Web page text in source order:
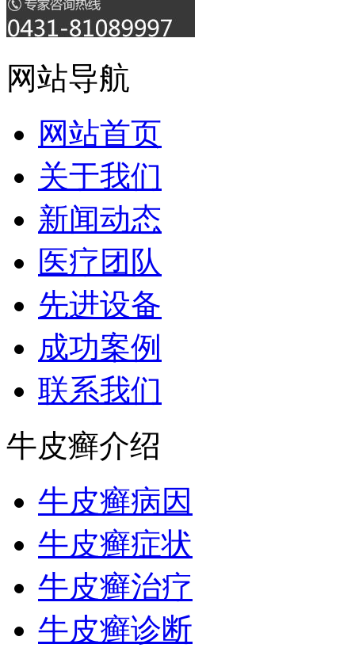
网站导航
网站首页
关于我们
新闻动态
医疗团队
先进设备
成功案例
联系我们
牛皮癣介绍
牛皮癣病因
牛皮癣症状
牛皮癣治疗
牛皮癣诊断